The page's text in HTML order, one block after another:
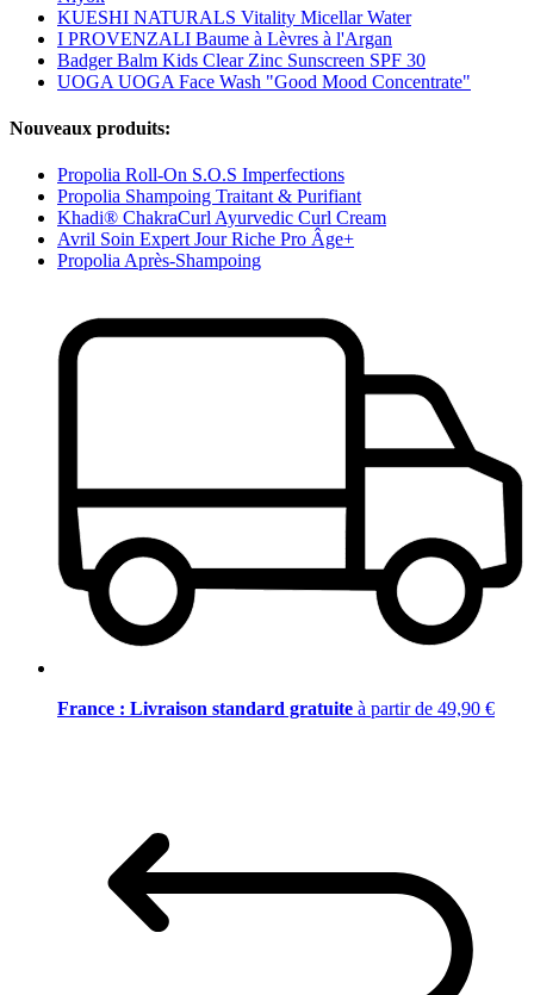
KUESHI NATURALS Vitality Micellar Water
I PROVENZALI Baume à Lèvres à l'Argan
Badger Balm Kids Clear Zinc Sunscreen SPF 30
UOGA UOGA Face Wash "Good Mood Concentrate"
Nouveaux produits:
Propolia Roll-On S.O.S Imperfections
Propolia Shampoing Traitant & Purifiant
Khadi® ChakraCurl Ayurvedic Curl Cream
Avril Soin Expert Jour Riche Pro Âge+
Propolia Après-Shampoing
France : Livraison standard gratuite à partir de 49,90 €